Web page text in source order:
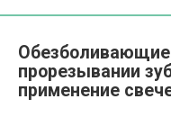
Обезболивающие
прорезывании
применение